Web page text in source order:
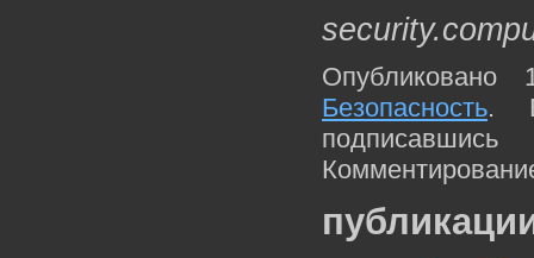
Безопасность.